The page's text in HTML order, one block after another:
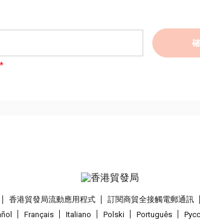
香港貿發局流動應用程式 訂閱商貿全接觸電郵通訊
Français Italiano Polski Português